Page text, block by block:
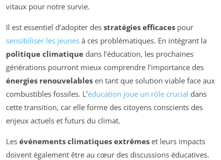
vitaux pour notre survie.
Il est essentiel d’adopter des stratégies efficaces pour
sensibiliser les jeunes à ces problématiques. En intégrant la
politique climatique dans l’éducation, les prochaines
générations pourront mieux comprendre l’importance des
énergies renouvelables en tant que solution viable face aux
combustibles fossiles. L’éducation joue un rôle crucial dans
cette transition, car elle forme des citoyens conscients des
enjeux actuels et futurs du climat.
Les événements climatiques extrêmes et leurs impacts
doivent également être au cœur des discussions éducatives.